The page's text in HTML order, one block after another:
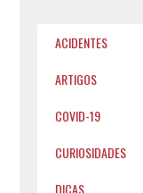
ACIDENTES
ARTIGOS
COVID-19
CURIOSIDADES
DICAS